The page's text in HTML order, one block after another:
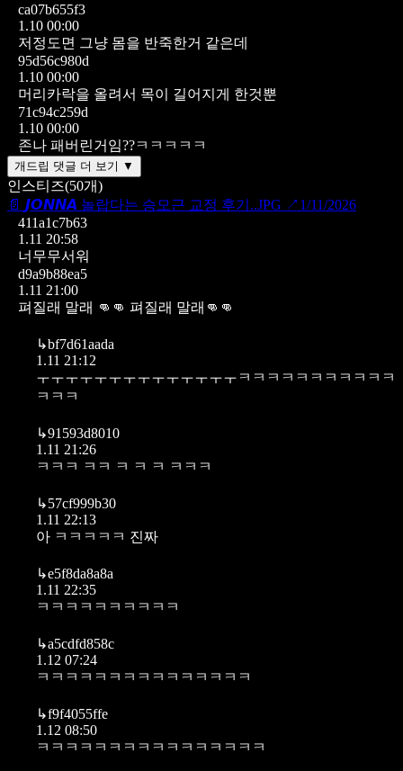
ca07b655f3
1.10 00:00
저정도면 그냥 몸을 반죽한거 같은데
95d56c980d
1.10 00:00
머리카락을 올려서 목이 길어지게 한것뿐
71c94c259d
1.10 00:00
존나 패버린거임??ㅋㅋㅋㅋㅋ
개드립 댓글 더 보기 ▼
인스티즈(50개)
📄 𝙅𝙊𝙉𝙉𝘼 놀랍다는 승모근 교정 후기..JPG ↗ 1/11/2026
411a1c7b63
1.11 20:58
너무무서워
d9a9b88ea5
1.11 21:00
펴질래 말래 👊👊 펴질래 말래👊👊
↳bf7d61aada
1.11 21:12
ㅜㅜㅜㅜㅜㅜㅜㅜㅜㅜㅜㅜㅜㅜㅋㅋㅋㅋㅋㅋㅋㅋㅋㅋㅋ
ㅋㅋㅋ
↳91593d8010
1.11 21:26
ㅋㅋㅋ ㅋㅋ ㅋ ㅋ ㅋ ㅋㅋㅋ
↳57cf999b30
1.11 22:13
아 ㅋㅋㅋㅋㅋ 진짜
↳e5f8da8a8a
1.11 22:35
ㅋㅋㅋㅋㅋㅋㅋㅋㅋㅋ
↳a5cdfd858c
1.12 07:24
ㅋㅋㅋㅋㅋㅋㅋㅋㅋㅋㅋㅋㅋㅋㅋ
↳f9f4055ffe
1.12 08:50
ㅋㅋㅋㅋㅋㅋㅋㅋㅋㅋㅋㅋㅋㅋㅋㅋ